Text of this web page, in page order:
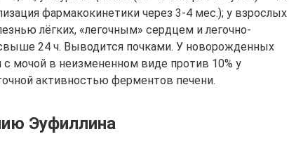
фармакокинетики через 3-4 мес.); у взрослых
лёгких, «легочным» сердцем и легочно-
24 ч. Выводится почками. У новорожденных
мочой в неизмененном виде против 10% у
активностью ферментов печени.
Эуфиллина